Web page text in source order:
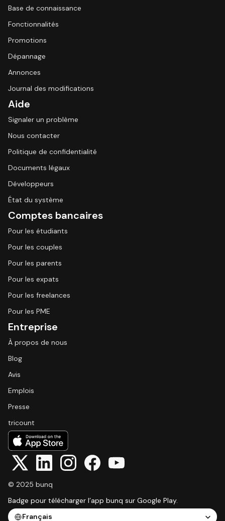
Base de connaissance
Fonctionnalités
Promotions
Dépannage
Annonces
Journal des modifications
Aide
Signaler un problème
Nous contacter
Politique de confidentialité
Documents légaux
Développeurs
État du système
Comptes bancaires
Pour les étudiants
Pour les couples
Pour les parents
Pour les expats
Pour les freelances
Pour les PME
Entreprise
À propos de nous
Blog
Avis
Emplois
Presse
tricount
© 2025 bunq
Badge pour télécharger l’app bunq sur Google Play.
Select Language
Français